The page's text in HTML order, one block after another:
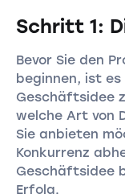
Schritt 1:
Bevor Sie den
beginnen, ist
Geschäftsidee
welche Art von
Sie anbieten
Konkurrenz
Geschäftsidee
Erfolg.